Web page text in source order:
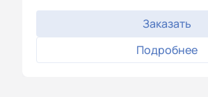
Заказать
Подробнее